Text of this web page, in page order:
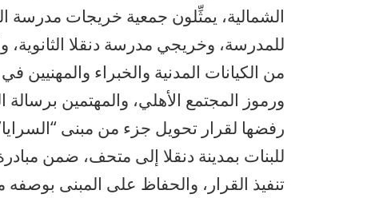
الشمالية، يمثِّلون جمعية خريجات مدرسة
للمدرسة، وخريجي مدرسة دنقلا الثانوية،
من الكيانات المدنية والخبراء والمهنيين
ورموز المجتمع الأهلي، والمهتمين
رفضها لقرار تحويل جزء من مبنى
للبنات بمدينة دنقلا إلى متحف، ضمن
تنفيذ القرار، والحفاظ على المبنى